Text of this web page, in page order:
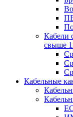
Кабели
свыше
Кабельные